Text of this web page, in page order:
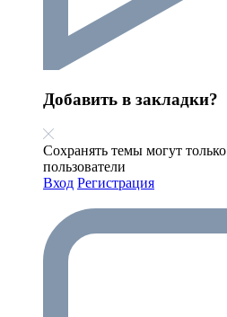
Добавить в закладки?
Сохранять темы могут
пользователи
Вход Регистрация